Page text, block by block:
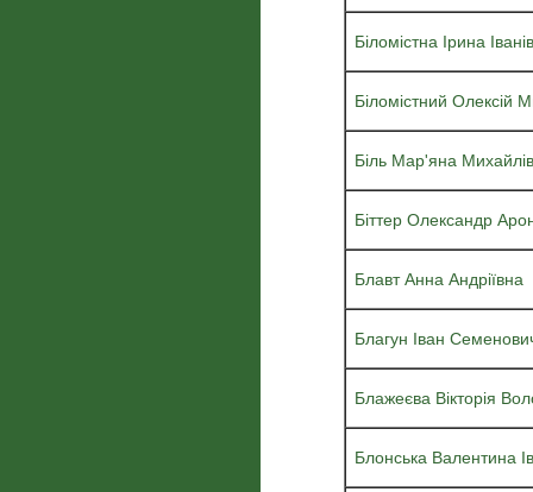
Біломістна Ірина
Біломістний Олексій
Біль Мар'яна
Біттер Олександр
Блавт Анна Андріївна
Благун Іван
Блажеєва Вікторія
Блонська Валентина